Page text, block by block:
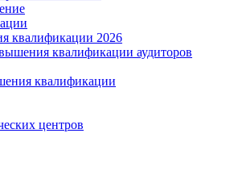
квалификации 2026
квалификации аудиторов
квалификации
центров